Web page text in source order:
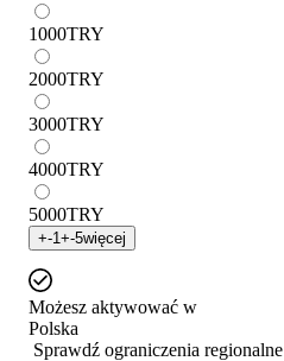
1000TRY
2000TRY
3000TRY
4000TRY
5000TRY
+-1 +-5więcej
Możesz aktywować w
Polska
Sprawdź ograniczenia regionalne